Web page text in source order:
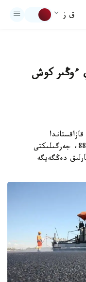
ق ز
ءوڭىر كوش
- 2019-جىلى قازاقستاندا
رەسپۋبليكالىق ماڭىزداعى جولداردىڭ %88، جەرگىلىكتى
دەڭگەيگە